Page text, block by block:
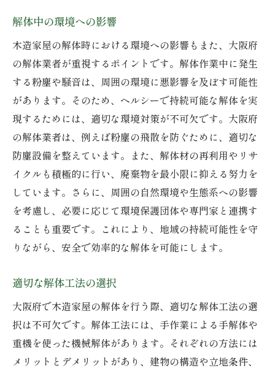
解体中の環境への影響
木造家屋の解体時における環境への影響もまた、大阪府
の解体業者が重視するポイントです。解体作業中に発生
する粉塵や騒音は、周囲の環境に悪影響を及ぼす可能性
があります。そのため、ヘルシーで持続可能な解体を実
現するためには、適切な環境対策が不可欠です。大阪府
の解体業者は、例えば粉塵の飛散を防ぐために、適切な
防塵設備を整えています。また、解体材の再利用やリサ
イクルも積極的に行い、廃棄物を最小限に抑える努力を
しています。さらに、周囲の自然環境や生態系への影響
を考慮し、必要に応じて環境保護団体や専門家と連携す
ることも重要です。これにより、地域の持続可能性を守
りながら、安全で効率的な解体を可能にします。
適切な解体工法の選択
大阪府で木造家屋の解体を行う際、適切な解体工法の選
択は不可欠です。解体工法には、手作業による手解体や
重機を使った機械解体があります。それぞれの方法には
メリットとデメリットがあり、建物の構造や立地条件、